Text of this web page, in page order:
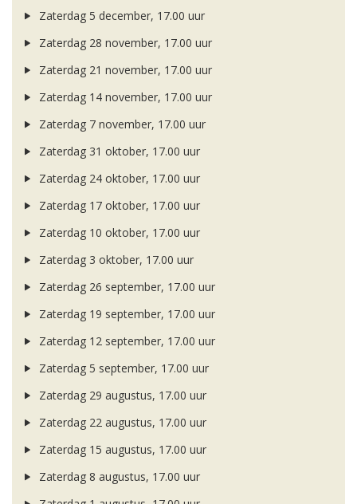
Zaterdag 5 december, 17.00 uur
Zaterdag 28 november, 17.00 uur
Zaterdag 21 november, 17.00 uur
Zaterdag 14 november, 17.00 uur
Zaterdag 7 november, 17.00 uur
Zaterdag 31 oktober, 17.00 uur
Zaterdag 24 oktober, 17.00 uur
Zaterdag 17 oktober, 17.00 uur
Zaterdag 10 oktober, 17.00 uur
Zaterdag 3 oktober, 17.00 uur
Zaterdag 26 september, 17.00 uur
Zaterdag 19 september, 17.00 uur
Zaterdag 12 september, 17.00 uur
Zaterdag 5 september, 17.00 uur
Zaterdag 29 augustus, 17.00 uur
Zaterdag 22 augustus, 17.00 uur
Zaterdag 15 augustus, 17.00 uur
Zaterdag 8 augustus, 17.00 uur